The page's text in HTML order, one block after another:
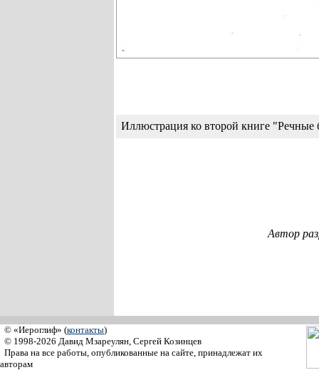
Иллюстрация ко второй книге
Автор
© «Иероглиф» (контакты)
© 1998-2026 Давид Мзареулян, Сергей Козинцев
Права на все работы, опубликованные на сайте, принадлежат их
авторам